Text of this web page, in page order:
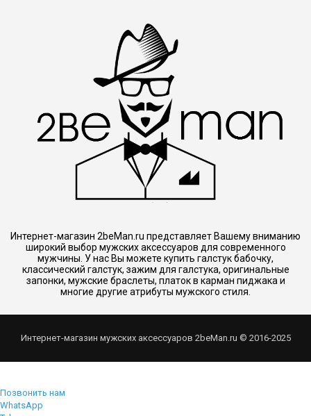
Интернет-магазин 2beMan.ru представляет Вашему вниманию
широкий выбор мужских аксессуаров для современного
мужчины. У нас Вы можете купить галстук бабочку,
классический галстук, зажим для галстука, оригинальные
запонки, мужские браслеты, платок в карман пиджака и
многие другие атрибуты мужского стиля.
Интернет-магазин мужских аксессуаров 2beMan.ru © 2016-2025
Позвонить нам
WhatsApp